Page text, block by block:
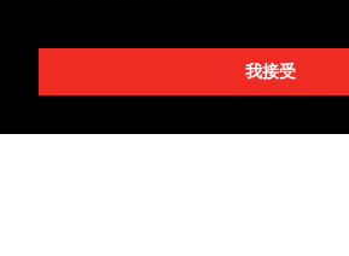
我接受
9系列云台摄像机